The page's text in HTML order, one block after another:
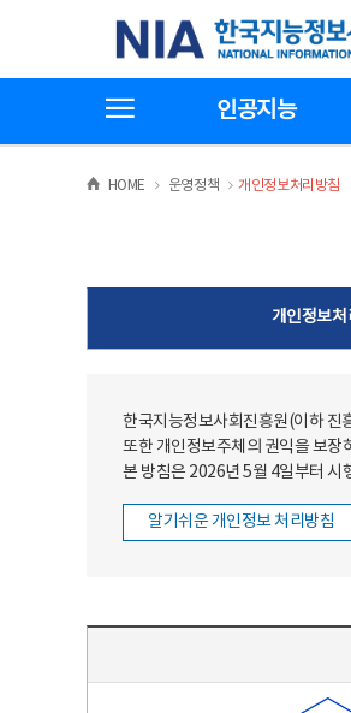
한국지능정보사회진흥원
인공지능
HOME >운영정책 >
개인정보처리방침
개인정보처
한국지능정보사회진흥원(이하 진
또한 개인정보주체의 권익을 보장
본 방침은 2026년 5월 4일부터 시
알기쉬운 개인정보 처리방침